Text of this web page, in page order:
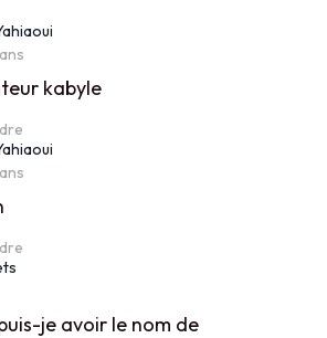
kabyle
je avoir le nom de